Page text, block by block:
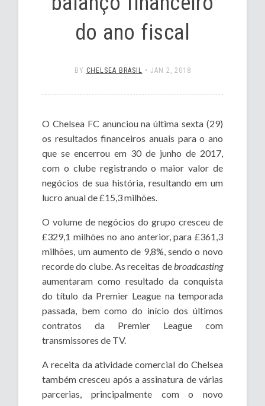
do ano fiscal
BY CHELSEA BRASIL • JAN 2, 2018
O Chelsea FC anunciou na última sexta (29)
os resultados financeiros anuais para o ano
que se encerrou em 30 de junho de 2017,
com o clube registrando o maior valor de
negócios de sua história, resultando em um
lucro anual de £15,3 milhões.
O volume de negócios do grupo cresceu de
£329,1 milhões no ano anterior, para £361,3
milhões, um aumento de 9,8%, sendo o novo
recorde do clube. As receitas de broadcasting
aumentaram como resultado da conquista
do título da Premier League na temporada
passada, bem como do início dos últimos
contratos da Premier League com
transmissores de TV.
A receita da atividade comercial do Chelsea
também cresceu após a assinatura de várias
parcerias, principalmente com o novo